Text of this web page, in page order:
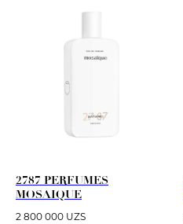
2787 PERFUMES
MOSAIQUE
2 800 000 UZS